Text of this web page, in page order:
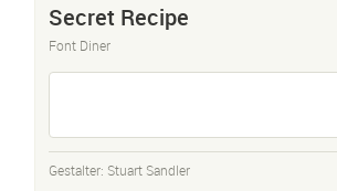
Secret Recipe
Font Diner
Gestalter: Stuart Sandler